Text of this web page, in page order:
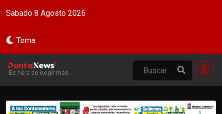
Sabado 8 Agosto 2026
Tema
Es hora de exigir más